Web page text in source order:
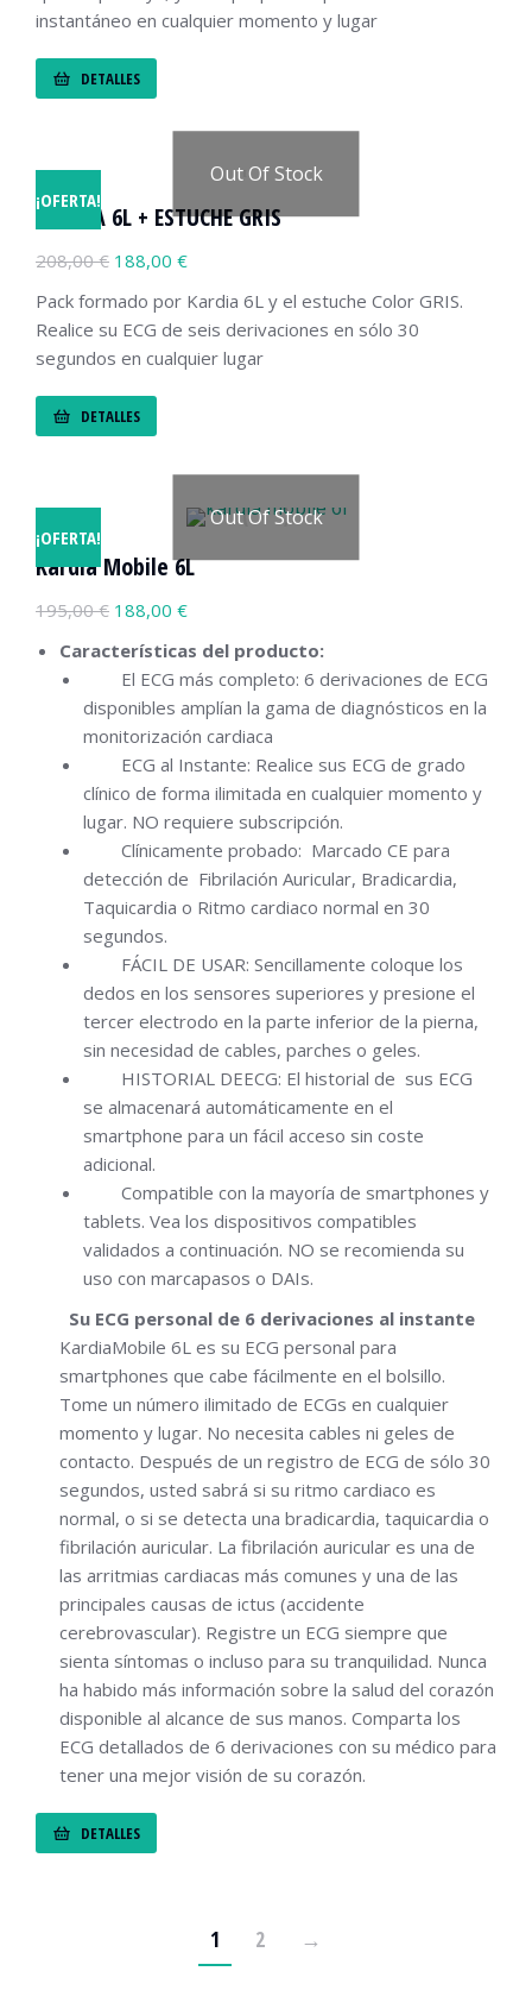
instantáneo en cualquier momento y lugar
DETALLES
¡OFERTA!
Out Of Stock
KARDIA 6L + ESTUCHE GRIS
208,00€ 188,00 €
Pack formado por Kardia 6L y el estuche Color GRIS.
Realice su ECG de seis derivaciones en sólo 30
segundos en cualquier lugar
DETALLES
¡OFERTA!
Out Of Stock
Kardia Mobile 6L
195,00€ 188,00 €
Características del producto:
El ECG más completo: 6 derivaciones de ECG
disponibles amplían la gama de diagnósticos en la
monitorización cardiaca
ECG al Instante: Realice sus ECG de grado
clínico de forma ilimitada en cualquier momento y
lugar. NO requiere subscripción.
Clínicamente probado: Marcado CE para
detección de Fibrilación Auricular, Bradicardia,
Taquicardia o Ritmo cardiaco normal en 30
segundos.
FÁCIL DE USAR: Sencillamente coloque los
dedos en los sensores superiores y presione el
tercer electrodo en la parte inferior de la pierna,
sin necesidad de cables, parches o geles.
HISTORIAL DEECG: El historial de sus ECG
se almacenará automáticamente en el
smartphone para un fácil acceso sin coste
adicional.
Compatible con la mayoría de smartphones y
tablets. Vea los dispositivos compatibles
validados a continuación. NO se recomienda su
uso con marcapasos o DAIs.
Su ECG personal de 6 derivaciones al instante
KardiaMobile 6L es su ECG personal para
smartphones que cabe fácilmente en el bolsillo.
Tome un número ilimitado de ECGs en cualquier
momento y lugar. No necesita cables ni geles de
contacto. Después de un registro de ECG de sólo 30
segundos, usted sabrá si su ritmo cardiaco es
normal, o si se detecta una bradicardia, taquicardia o
fibrilación auricular. La fibrilación auricular es una de
las arritmias cardiacas más comunes y una de las
principales causas de ictus (accidente
cerebrovascular). Registre un ECG siempre que
sienta síntomas o incluso para su tranquilidad. Nunca
ha habido más información sobre la salud del corazón
disponible al alcance de sus manos. Comparta los
ECG detallados de 6 derivaciones con su médico para
tener una mejor visión de su corazón.
DETALLES
1 2 →